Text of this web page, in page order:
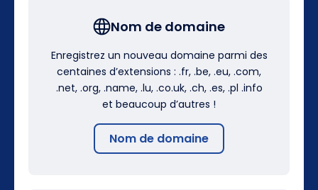
Nom de domaine
Enregistrez un nouveau domaine parmi des
centaines d’extensions : .fr, .be, .eu, .com,
.net, .org, .name, .lu, .co.uk, .ch, .es, .pl .info
et beaucoup d’autres !
Nom de domaine